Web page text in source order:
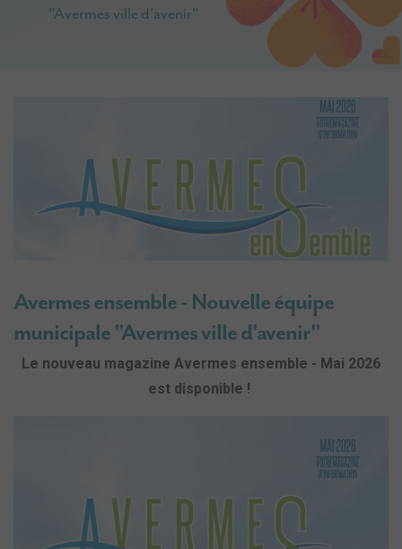
"Avermes ville d'avenir"
Avermes ensemble - Nouvelle équipe
municipale "Avermes ville d'avenir"
Le nouveau magazine Avermes ensemble - Mai 2026
est disponible !